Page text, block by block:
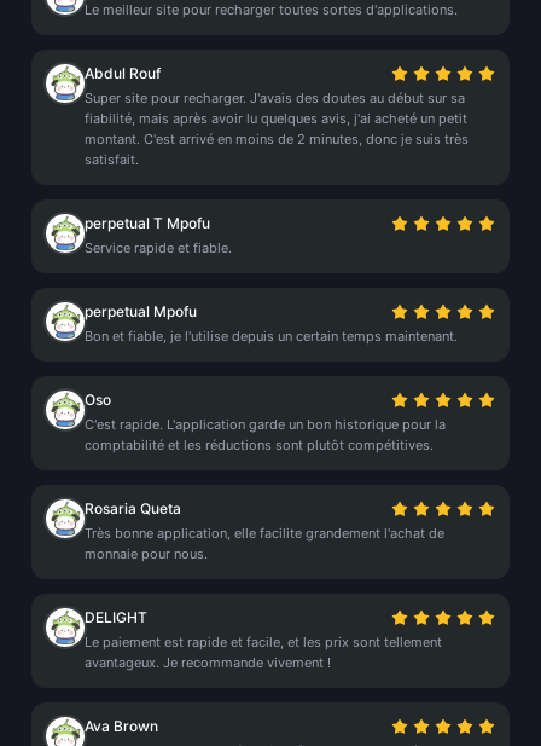
Le meilleur site pour recharger toutes sortes d'applications.
Abdul Rouf
Super site pour recharger. J'avais des doutes au début sur sa
fiabilité, mais après avoir lu quelques avis, j'ai acheté un petit
montant. C'est arrivé en moins de 2 minutes, donc je suis très
satisfait.
perpetual T Mpofu
Service rapide et fiable.
perpetual Mpofu
Bon et fiable, je l'utilise depuis un certain temps maintenant.
Oso
C'est rapide. L'application garde un bon historique pour la
comptabilité et les réductions sont plutôt compétitives.
Rosaria Queta
Très bonne application, elle facilite grandement l'achat de
monnaie pour nous.
DELIGHT
Le paiement est rapide et facile, et les prix sont tellement
avantageux. Je recommande vivement !
Ava Brown